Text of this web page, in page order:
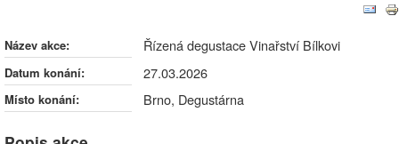
Název akce: Řízená degustace Vinařství Bílkovi
Datum konání: 27.03.2026
Místo konání: Brno, Degustárna